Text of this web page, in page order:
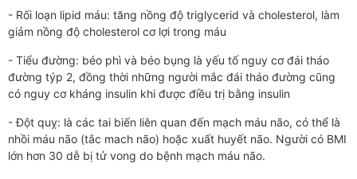
- Rối loạn lipid máu: tăng nồng độ triglycerid và cholesterol, làm
giảm nồng độ cholesterol cơ lợi trong máu
- Tiểu đường: béo phì và béo bụng là yếu tố nguy cơ đái tháo
đường týp 2, đồng thời những người mắc đái tháo đường cũng
có nguy cơ kháng insulin khi được điều trị bằng insulin
- Đột quỵ: là các tai biến liên quan đến mạch máu não, có thể là
nhồi máu não (tắc mach não) hoặc xuất huyết não. Người có BMI
lớn hơn 30 dễ bị tử vong do bệnh mạch máu não.